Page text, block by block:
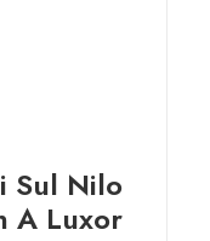
Sul Nilo
A Luxor